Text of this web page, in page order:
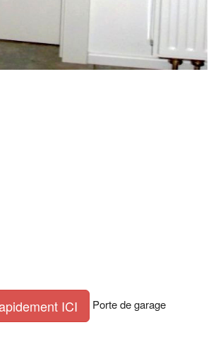
ICI
Porte de garage